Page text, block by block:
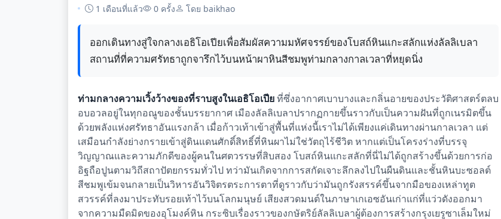
1 เดือนที่แล้ว 0 ครั้ง โดย baikhao
ออกเดินทางสู่ใจกลางเอธิโอเปียเพื่อสัมผัสความมหัศจรรย์ของโบสถ์หินแกะสลักแห่งลัลลิเบลา
สถานที่ที่ความศรัทธาถูกจารึกไว้บนหน้าผาหินสีชมพูท่ามกลางกาลเวลาที่หยุดนิ่ง
ท่ามกลางความเวิ้งว้างของที่ราบสูงในเอธิโอเปียที่ซึ่งอากาศเบาบางและกลิ่นอายของประวัติศาสตร์ตลบ
อบอวลอยู่ในทุกอณูของชั้นบรรยากาศ เมืองลัลลิเบลาปรากฏกายขึ้นราวกับเป็นความฝันที่ถูกเนรมิตขึ้น
ด้วยพลังแห่งศรัทธาอันแรงกล้า เมื่อก้าวเท้าเข้าสู่พื้นที่แห่งนี้เราไม่ได้เพียงแค่เดินทางผ่านกาลเวลา แต่
เสมือนกำลังย่างกรายเข้าสู่ดินแดนศักดิ์สิทธิ์ที่หินผาไม่ใช่วัตถุไร้ชีวิต หากแต่เป็นโครงร่างที่บรรจุ
วิญญาณและความภักดีของผู้คนในศตวรรษที่สิบสอง โบสถ์หินแกะสลักที่นี่ไม่ได้ถูกสร้างขึ้นด้วยการก่อ
อิฐถือปูนตามวิถีสถาปัตยกรรมทั่วไป ทว่ามันเกิดจากการสกัดเจาะลึกลงไปในผืนดินและชั้นหินบะซอลต์
สีชมพูเข้มจนกลายเป็นวิหารอันวิจิตรตระการตาที่ดูราวกับว่ามันถูกรังสรรค์ขึ้นจากมือของเหล่าทูต
สวรรค์ที่ลงมาประทับรอยเท้าไว้บนโลกมนุษย์ เสียงสวดมนต์ในภาษาเกเอซอันเก่าแก่ที่แว่วดังออกมา
จากความมืดมิดของอุโมงค์หิน กระซิบเรื่องราวของกษัตริย์ลัลลิเบลาผู้ต้องการสร้างกรุงเยรูซาเล็มใหม่